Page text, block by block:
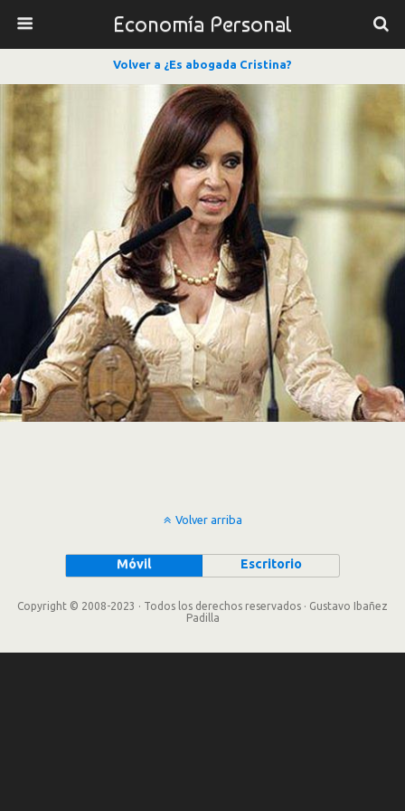
Economía Personal
Volver a ¿Es abogada Cristina?
Volver arriba
Móvil Escritorio
Copyright © 2008-2023 · Todos los derechos reservados · Gustavo Ibañez
Padilla